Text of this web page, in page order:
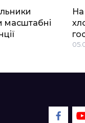
масштабні
На